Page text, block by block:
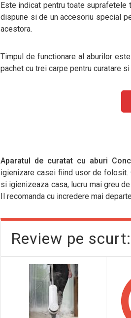
Este indicat pentru toate suprafetele
dispune si de un accesoriu special
acestora.
Timpul de functionare al aburilor
pachet cu trei carpe pentru curatare
Aparatul de curatat cu aburi
igienizare casei fiind usor de folosit.
si igienizeaza casa, lucru mai greu
Il recomanda cu incredere mai
Review pe